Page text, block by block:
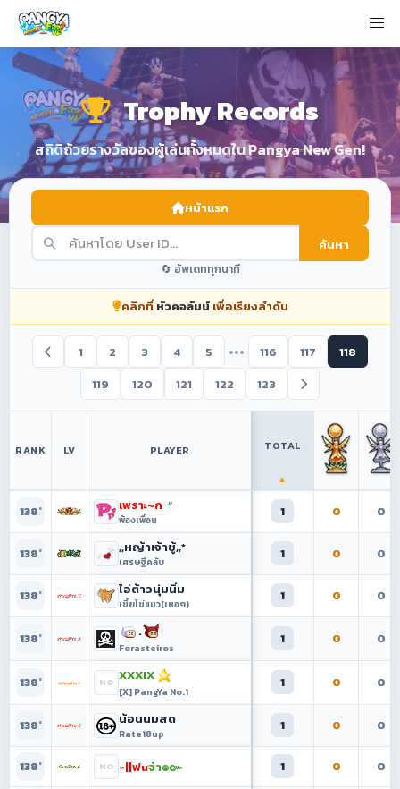
Trophy Records
สถิติถ้วยรางวัลของผู้เล่นทั้งหมดใน Pangya New Gen!
หน้าแรก
ค้นหา
🔄 อัพเดททุกนาที
คลิกที่ หัวคอลัมน์เพื่อเรียงลำดับ
1 2 3 4 5 ••• 116 117
118
119
120 121 122 123
RANK LV PLAYER TOTAL
▲
138° เพราะ~ก  “
พ้องเพื่อน
1 0 0
138° ,,หญ้าเจ้าชู้,,*
เศรษฐีคลับ
1 0 0
138° ไอ่ต้าวนุ่มนิ่ม
เขี้ยไข่แมว(เหอๆ)
1 0 0
138° .
Forasteiros
1 0 0
138° XXXIX
[X] PangYa No.1
1 0 0
138° น้อนนมสด
Rate18up
1 0 0
138° -||ฟuจ๋า๏๛ 1 0 0